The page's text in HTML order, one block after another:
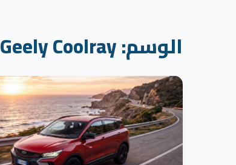
الوسم:Geely Coolray